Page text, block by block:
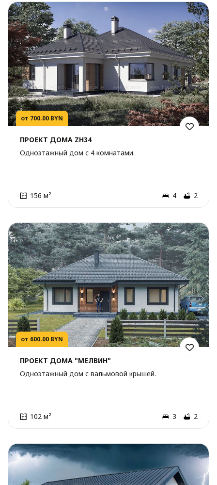
от 700.00 BYN
ПРОЕКТ ДОМА ZH34
Одноэтажный дом с 4 комнатами.
156 м² 4 2
от 600.00 BYN
ПРОЕКТ ДОМА "МЕЛВИН"
Одноэтажный дом с вальмовой крышей.
102 м² 3 2